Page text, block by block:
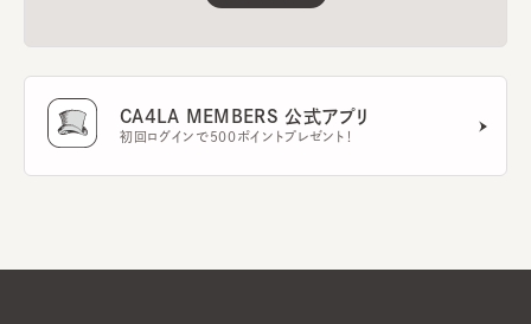
CA4LA MEMBERS 公式アプリ
初回ログインで500ポイントプレゼント！